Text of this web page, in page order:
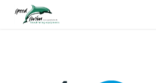
Zum Inhalt springen